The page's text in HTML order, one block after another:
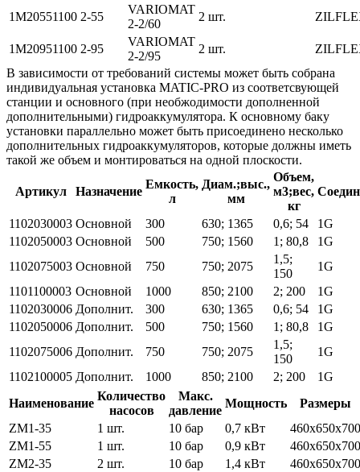
1M20551100 2-55
VARIOMAT
2-2/60
2 шт.
1M20951100 2-95
VARIOMAT
2-2/95
2 шт.
В зависимости от требований системы может быть собрана
индивидуальная установка MATIC-PRO из соответсвующей
станции и основного (при необжодимости дополненной
дополнительными) гидроаккумулятора. К основному баку
установки параллельно может быть присоединено несколько
дополнительных гидроаккумуляторов, которые должны иметь
такой же объем и монтироваться на одной плоскости.
Артикул Назначение
Емкость,
л
Диам.;выс.,
мм
Объем,
м3;вес,
кг
1102030003 Основной 300 630; 1365 0,6; 54
1G
1102050003 Основной 500 750; 1560 1; 80,8
1G
1102075003 Основной 750 750; 2075
1,5;
150
1G
1101100003 Основной 1000 850; 2100 2; 200
1G
1102030006 Дополнит. 300 630; 1365 0,6; 54
1G
1102050006 Дополнит. 500 750; 1560 1; 80,8
1G
1102075006 Дополнит. 750 750; 2075
1,5;
150
1G
1102100005 Дополнит. 1000 850; 2100 2; 200
1G
Наименование
Количество
насосов
Макс.
давление
Мощность
Размеры
ZM1-35
1 шт. 10 бар 0,7 кВт
460х650х700
ZM1-55
1 шт. 10 бар 0,9 кВт
460х650х700
ZM2-35
2 шт. 10 бар 1,4 кВт
460х650х700